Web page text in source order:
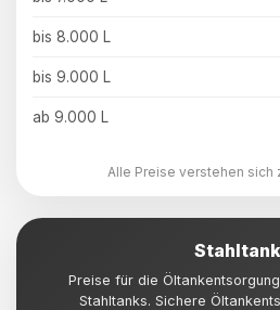
bis 8.000 L
bis 9.000 L
ab 9.000 L
Alle Preise verstehen sich
Preise für die
Stahltanks. Sichere